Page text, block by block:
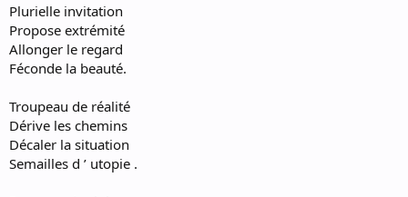
Plurielle invitation
Propose extrémité
Allonger le regard
Féconde la beauté.
Troupeau de réalité
Dérive les chemins
Décaler la situation
Semailles d ’ utopie .